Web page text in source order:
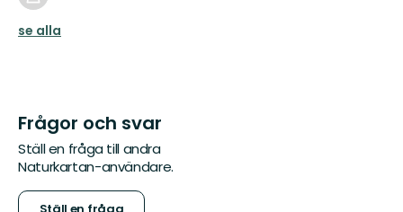
se alla
Frågor och svar
Ställ en fråga till andra
Naturkartan-användare.